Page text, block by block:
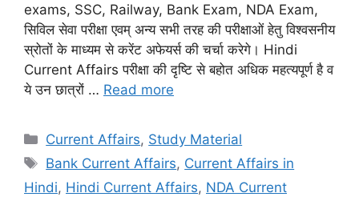
exams, SSC, Railway, Bank Exam, NDA Exam,
सिविल सेवा परीक्षा एवम् अन्य सभी तरह की परीक्षाओं हेतु विश्वसनीय
स्रोतों के माध्यम से करेंट अफेयर्स की चर्चा करेगे। Hindi
Current Affairs परीक्षा की दृष्टि से बहोत अधिक महत्यपूर्ण है व
ये उन छात्रों … Read more
Categories
Current Affairs, Study Material
Tags
Bank Current Affairs, Current Affairs in
Hindi, Hindi Current Affairs, NDA Current